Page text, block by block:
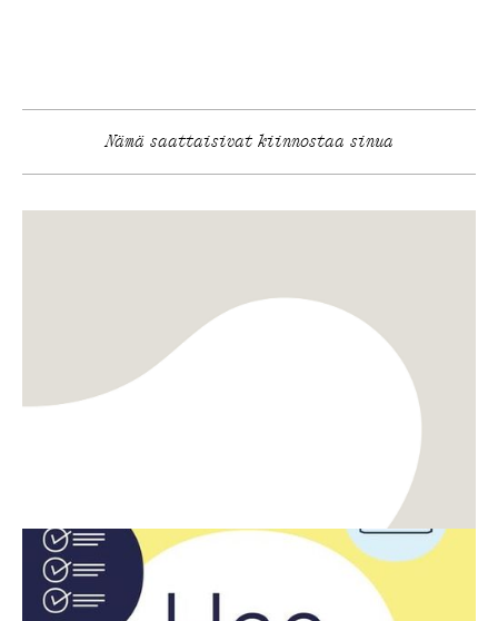
Nämä saattaisivat kiinnostaa sinua
Rahoitus Digitalisaatio
CreaDemon ja DigiDemon demoavustusten haku
on auki